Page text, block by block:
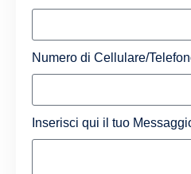
Numero di Cellulare/
Inserisci qui il tuo